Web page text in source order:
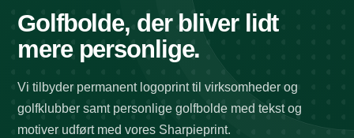
Golfbolde, der bliver lidt
mere personlige.
Vi tilbyder permanent logoprint til virksomheder og
golfklubber samt personlige golfbolde med tekst og
motiver udført med vores Sharpieprint.